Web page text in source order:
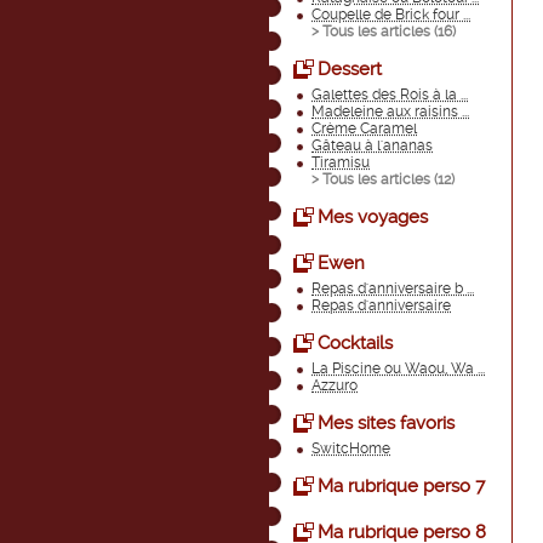
Coupelle de Brick four ...
> Tous les articles (16)
Dessert
Galettes des Rois à la ...
Madeleine aux raisins ...
Crème Caramel
Gâteau à l'ananas
Tiramisu
> Tous les articles (12)
Mes voyages
Ewen
Repas d'anniversaire b ...
Repas d'anniversaire
Cocktails
La Piscine ou Waou, Wa ...
Azzuro
Mes sites favoris
SwitcHome
Ma rubrique perso 7
Ma rubrique perso 8